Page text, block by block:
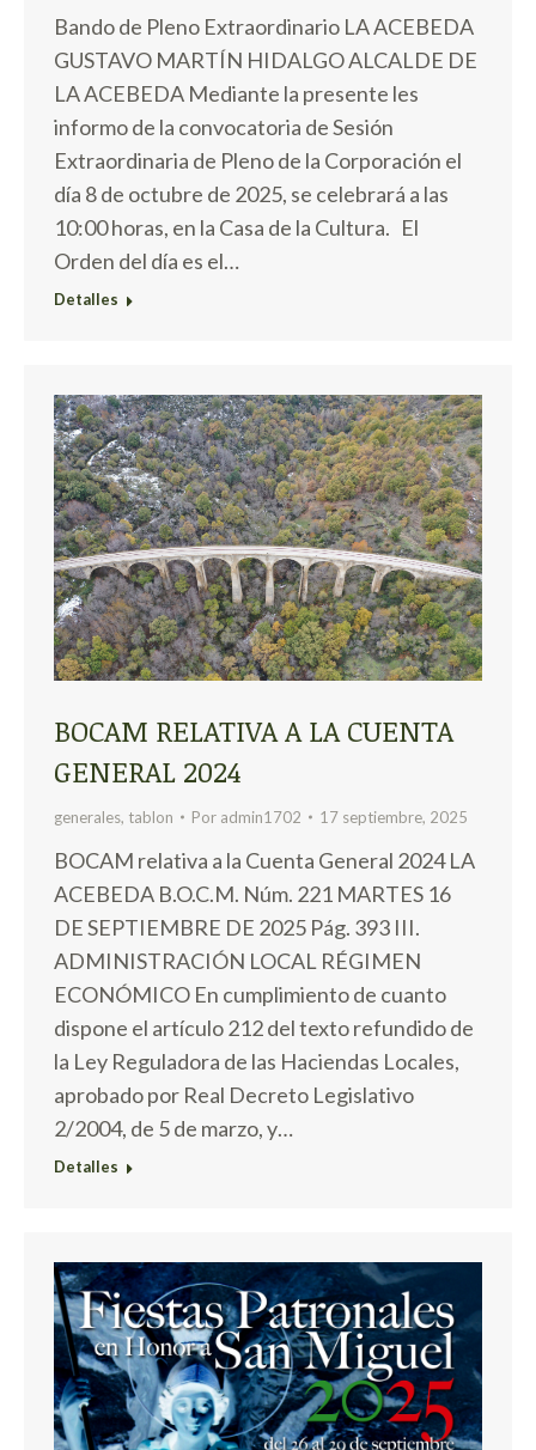
Bando de Pleno Extraordinario LA ACEBEDA
GUSTAVO MARTÍN HIDALGO ALCALDE DE
LA ACEBEDA Mediante la presente les
informo de la convocatoria de Sesión
Extraordinaria de Pleno de la Corporación el
día 8 de octubre de 2025, se celebrará a las
10:00 horas, en la Casa de la Cultura. El
Orden del día es el…
Detalles
BOCAM RELATIVA A LA CUENTA
GENERAL 2024
generales, tablon Por admin1702 17 septiembre, 2025
BOCAM relativa a la Cuenta General 2024 LA
ACEBEDA B.O.C.M. Núm. 221 MARTES 16
DE SEPTIEMBRE DE 2025 Pág. 393 III.
ADMINISTRACIÓN LOCAL RÉGIMEN
ECONÓMICO En cumplimiento de cuanto
dispone el artículo 212 del texto refundido de
la Ley Reguladora de las Haciendas Locales,
aprobado por Real Decreto Legislativo
2/2004, de 5 de marzo, y…
Detalles